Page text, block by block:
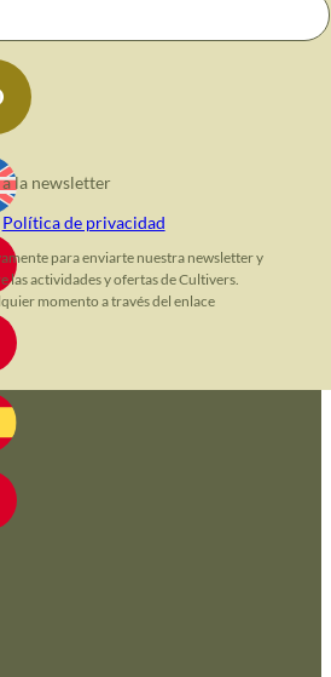
la newsletter
Política de privacidad
para enviarte nuestra newsletter y
actividades y ofertas de Cultivers.
momento a través del enlace